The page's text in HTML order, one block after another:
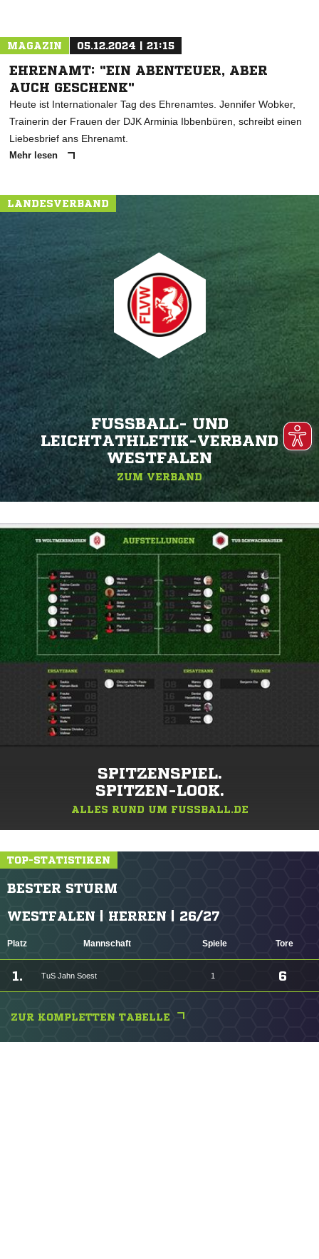
MAGAZIN 05.12.2024 | 21:15
EHRENAMT: "EIN ABENTEUER, ABER
AUCH GESCHENK"
Heute ist Internationaler Tag des Ehrenamtes. Jennifer Wobker,
Trainerin der Frauen der DJK Arminia Ibbenbüren, schreibt einen
Liebesbrief ans Ehrenamt.
Mehr lesen
LANDESVERBAND
FUSSBALL- UND L
EICHTATHLETIK-VERBAND W
ESTFALEN
ZUM VERBAND
SPITZENSPIEL.
SPITZEN-LOOK.
ALLES RUND UM FUSSBALL.DE
TOP-STATISTIKEN
BESTER STURM
WESTFALEN | HERREN | 26/27
Platz Mannschaft Spiele Tore
1. TuS Jahn Soest 1 6
ZUR KOMPLETTEN TABELLE